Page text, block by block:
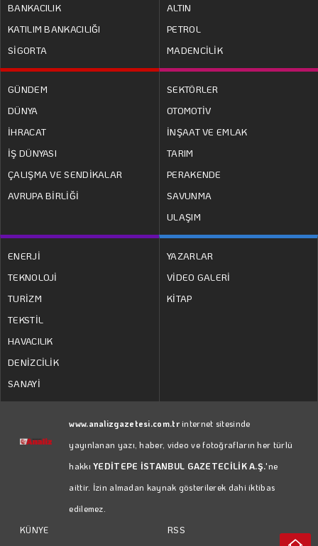
BANKACILIK
KATILIM BANKACILIĞI
SİGORTA
ALTIN
PETROL
MADENCİLİK
GÜNDEM
DÜNYA
İHRACAT
İŞ DÜNYASI
ÇALIŞMA VE SENDİKALAR
AVRUPA BİRLİĞİ
SEKTÖRLER
OTOMOTİV
İNŞAAT VE EMLAK
TARIM
PERAKENDE
SAVUNMA
ULAŞIM
ENERJİ
TEKNOLOJİ
TURİZM
TEKSTİL
HAVACILIK
DENİZCİLİK
SANAYİ
YAZARLAR
VİDEO GALERİ
KİTAP
www.analizgazetesi.com.trinternet sitesinde
yayınlanan yazı, haber, video ve fotoğrafların her türlü
hakkıYEDİTEPE İSTANBUL GAZETECİLİK A.Ş.'ne
aittir. İzin almadan kaynak gösterilerek dahi iktibas
edilemez.
KÜNYE
RSS